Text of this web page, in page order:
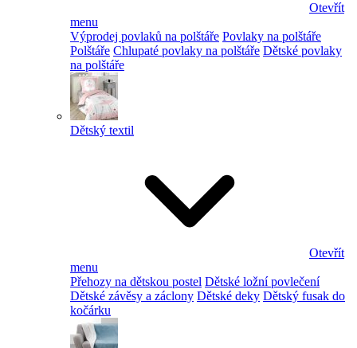
Otevřít
menu
Výprodej povlaků na polštáře Povlaky na polštáře
Polštáře Chlupaté povlaky na polštáře Dětské povlaky
na polštáře
Dětský textil
Otevřít
menu
Přehozy na dětskou postel Dětské ložní povlečení
Dětské závěsy a záclony Dětské deky Dětský fusak do
kočárku